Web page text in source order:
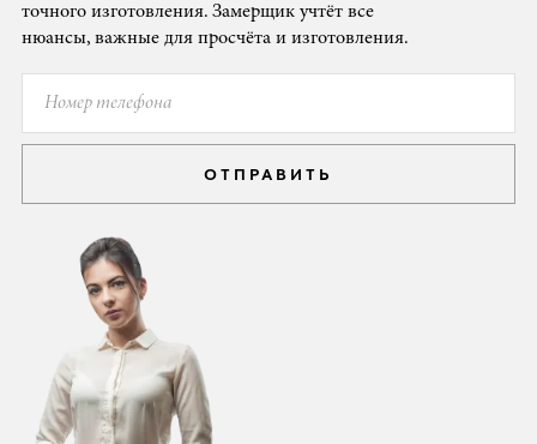
точного изготовления. Замерщик учтёт все
нюансы, важные для просчёта и изготовления.
ОТПРАВИТЬ